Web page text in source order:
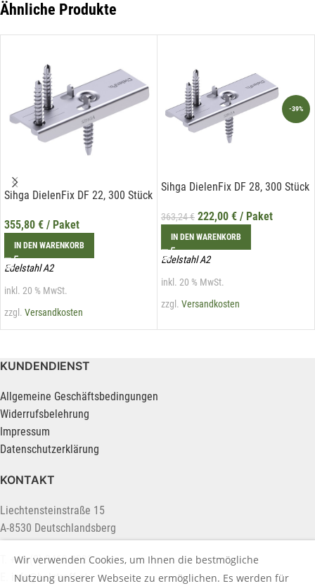
Ähnliche Produkte
Sihga DielenFix DF 22, 300 Stück
355,80 € / Paket
IN DEN WARENKORB
Edelstahl A2
inkl. 20 % MwSt.
zzgl. Versandkosten
-39%
Sihga DielenFix DF 28, 300 Stück
363,24€ 222,00 € / Paket
IN DEN WARENKORB
Edelstahl A2
inkl. 20 % MwSt.
zzgl. Versandkosten
KUNDENDIENST
Allgemeine Geschäftsbedingungen
Widerrufsbelehrung
Impressum
Datenschutzerklärung
KONTAKT
Liechtensteinstraße 15
A-8530 Deutschlandsberg
T. +43 (0) 3462 2222
info@holztreff.at
Wir verwenden Cookies, um Ihnen die bestmögliche
Nutzung unserer Webseite zu ermöglichen. Es werden für